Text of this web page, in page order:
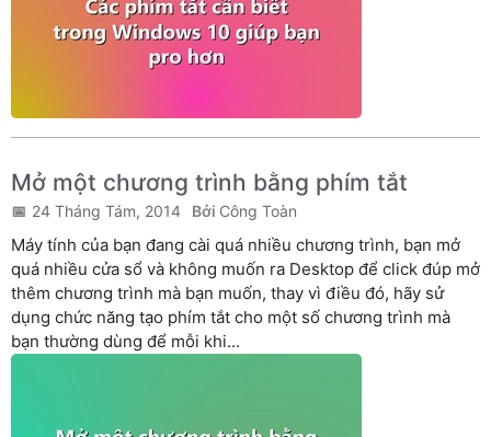
Mở một chương trình bằng phím tắt
24 Tháng Tám, 2014 Công Toàn
Máy tính của bạn đang cài quá nhiều chương trình, bạn mở
quá nhiều cửa sổ và không muốn ra Desktop để click đúp mở
thêm chương trình mà bạn muốn, thay vì điều đó, hãy sử
dụng chức năng tạo phím tắt cho một số chương trình mà
bạn thường dùng để mỗi khi...